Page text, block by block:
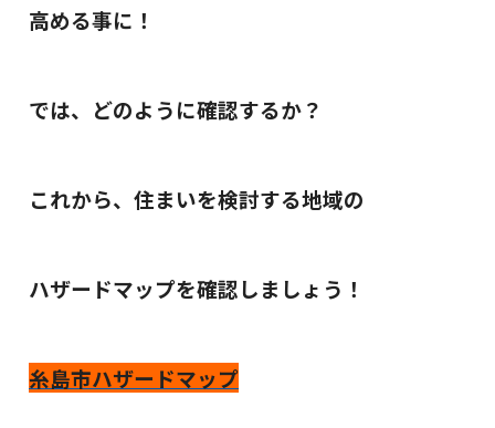
高める事に！
では、どのように確認するか？
これから、住まいを検討する地域の
ハザードマップを確認しましょう！
糸島市ハザードマップ